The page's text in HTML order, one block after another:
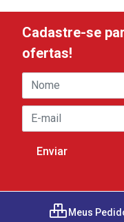
Cadastre-se
ofertas!
Meus